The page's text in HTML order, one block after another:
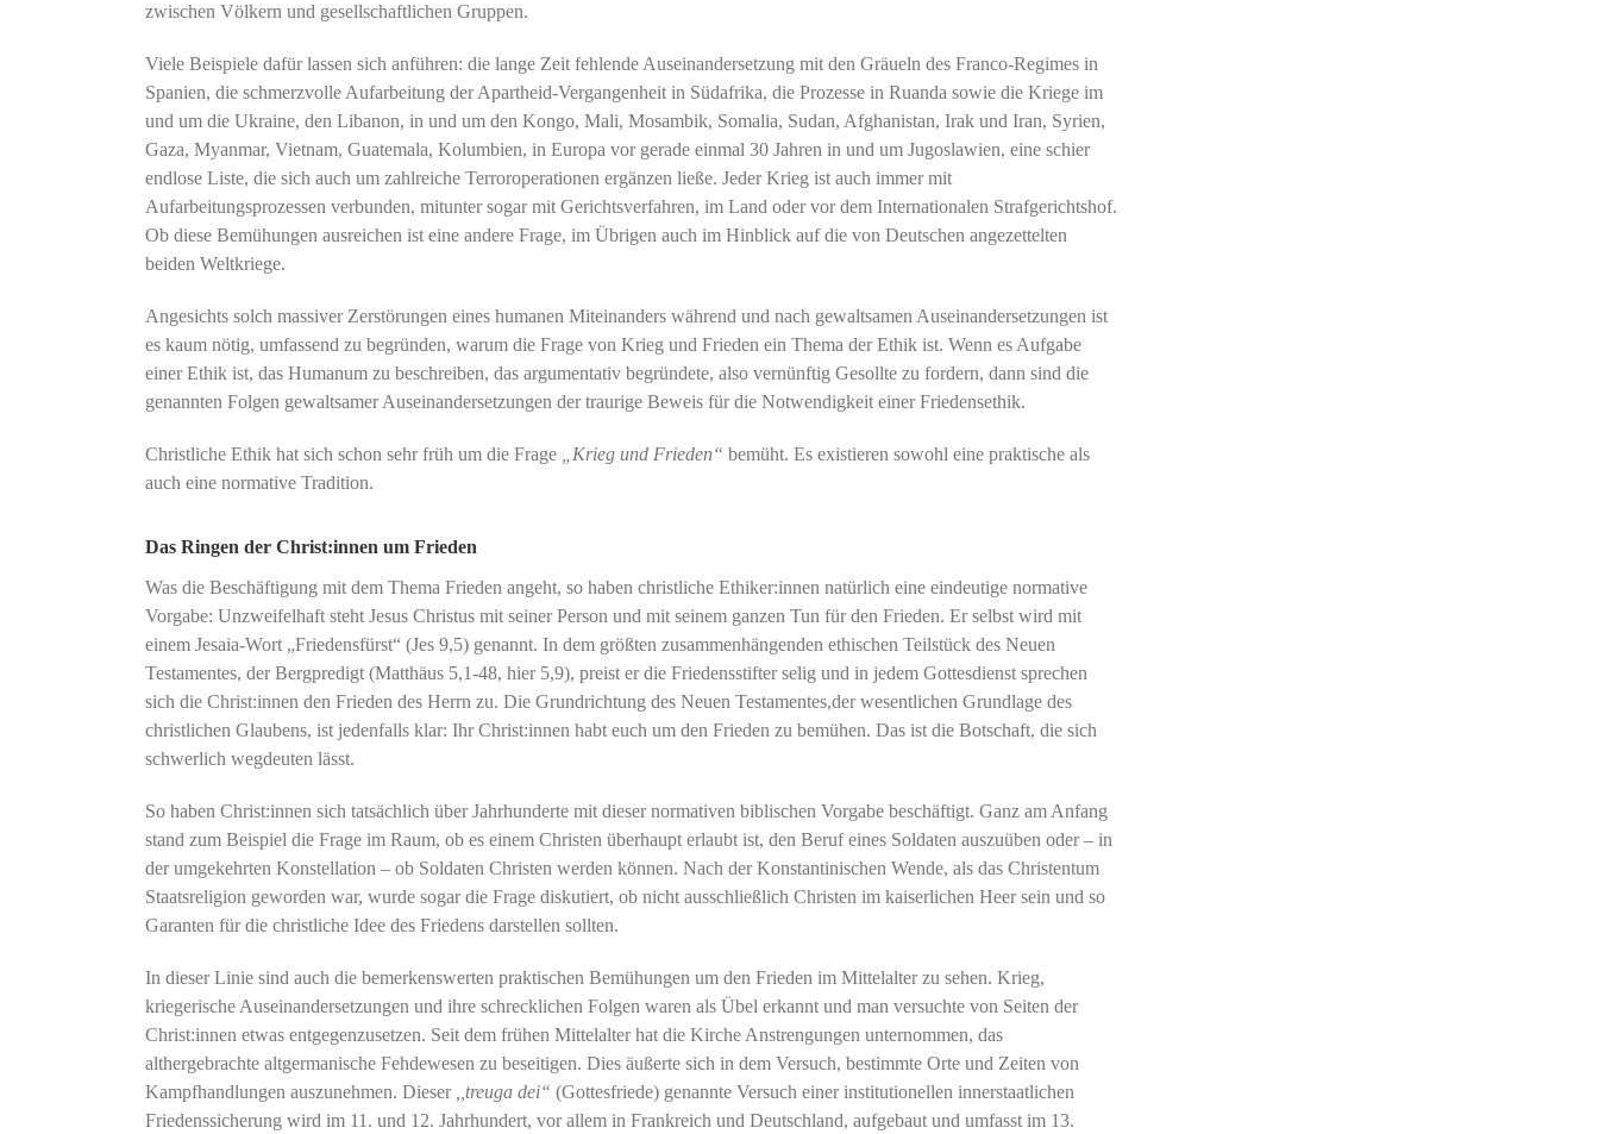
zwischen Völkern und gesellschaftlichen Gruppen.
Viele Beispiele dafür lassen sich anführen: die lange Zeit fehlende Auseinandersetzung mit den Gräueln des Franco-Regimes in
Spanien, die schmerzvolle Aufarbeitung der Apartheid-Vergangenheit in Südafrika, die Prozesse in Ruanda sowie die Kriege im
und um die Ukraine, den Libanon, in und um den Kongo, Mali, Mosambik, Somalia, Sudan, Afghanistan, Irak und Iran, Syrien,
Gaza, Myanmar, Vietnam, Guatemala, Kolumbien, in Europa vor gerade einmal 30 Jahren in und um Jugoslawien, eine schier
endlose Liste, die sich auch um zahlreiche Terroroperationen ergänzen ließe. Jeder Krieg ist auch immer mit
Aufarbeitungsprozessen verbunden, mitunter sogar mit Gerichtsverfahren, im Land oder vor dem Internationalen Strafgerichtshof.
Ob diese Bemühungen ausreichen ist eine andere Frage, im Übrigen auch im Hinblick auf die von Deutschen angezettelten
beiden Weltkriege.
Angesichts solch massiver Zerstörungen eines humanen Miteinanders während und nach gewaltsamen Auseinandersetzungen ist
es kaum nötig, umfassend zu begründen, warum die Frage von Krieg und Frieden ein Thema der Ethik ist. Wenn es Aufgabe
einer Ethik ist, das Humanum zu beschreiben, das argumentativ begründete, also vernünftig Gesollte zu fordern, dann sind die
genannten Folgen gewaltsamer Auseinandersetzungen der traurige Beweis für die Notwendigkeit einer Friedensethik.
Christliche Ethik hat sich schon sehr früh um die Frage „Krieg und Frieden“ bemüht. Es existieren sowohl eine praktische als
auch eine normative Tradition.
Das Ringen der Christ:innen um Frieden
Was die Beschäftigung mit dem Thema Frieden angeht, so haben christliche Ethiker:innen natürlich eine eindeutige normative
Vorgabe: Unzweifelhaft steht Jesus Christus mit seiner Person und mit seinem ganzen Tun für den Frieden. Er selbst wird mit
einem Jesaia-Wort „Friedensfürst“ (Jes 9,5) genannt. In dem größten zusammenhängenden ethischen Teilstück des Neuen
Testamentes, der Bergpredigt (Matthäus 5,1-48, hier 5,9), preist er die Friedensstifter selig und in jedem Gottesdienst sprechen
sich die Christ:innen den Frieden des Herrn zu. Die Grundrichtung des Neuen Testamentes,der wesentlichen Grundlage des
christlichen Glaubens, ist jedenfalls klar: Ihr Christ:innen habt euch um den Frieden zu bemühen. Das ist die Botschaft, die sich
schwerlich wegdeuten lässt.
So haben Christ:innen sich tatsächlich über Jahrhunderte mit dieser normativen biblischen Vorgabe beschäftigt. Ganz am Anfang
stand zum Beispiel die Frage im Raum, ob es einem Christen überhaupt erlaubt ist, den Beruf eines Soldaten auszuüben oder – in
der umgekehrten Konstellation – ob Soldaten Christen werden können. Nach der Konstantinischen Wende, als das Christentum
Staatsreligion geworden war, wurde sogar die Frage diskutiert, ob nicht ausschließlich Christen im kaiserlichen Heer sein und so
Garanten für die christliche Idee des Friedens darstellen sollten.
In dieser Linie sind auch die bemerkenswerten praktischen Bemühungen um den Frieden im Mittelalter zu sehen. Krieg,
kriegerische Auseinandersetzungen und ihre schrecklichen Folgen waren als Übel erkannt und man versuchte von Seiten der
Christ:innen etwas entgegenzusetzen. Seit dem frühen Mittelalter hat die Kirche Anstrengungen unternommen, das
althergebrachte altgermanische Fehdewesen zu beseitigen. Dies äußerte sich in dem Versuch, bestimmte Orte und Zeiten von
Kampfhandlungen auszunehmen. Dieser
,,treuga dei“ (Gottesfriede) genannte Versuch einer institutionellen innerstaatlichen
Friedenssicherung wird im 11. und 12. Jahrhundert, vor allem in Frankreich und Deutschland, aufgebaut und umfasst im 13.